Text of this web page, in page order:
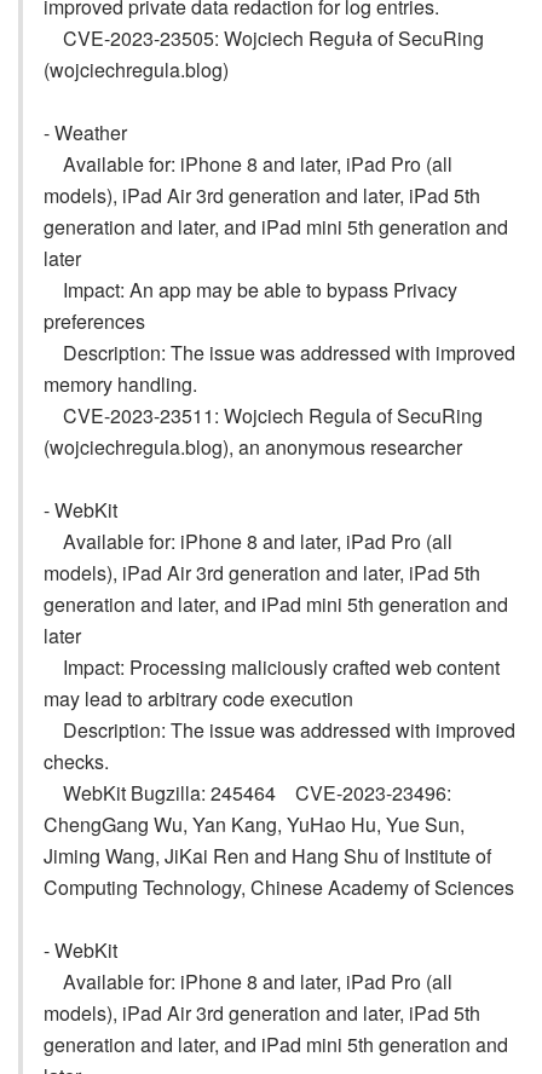
improved private data redaction for log entries.
CVE-2023-23505: Wojciech Reguła of SecuRing
(wojciechregula.blog)
- Weather
Available for: iPhone 8 and later, iPad Pro (all
models), iPad Air 3rd generation and later, iPad 5th
generation and later, and iPad mini 5th generation and
later
Impact: An app may be able to bypass Privacy
preferences
Description: The issue was addressed with improved
memory handling.
CVE-2023-23511: Wojciech Regula of SecuRing
(wojciechregula.blog), an anonymous researcher
- WebKit
Available for: iPhone 8 and later, iPad Pro (all
models), iPad Air 3rd generation and later, iPad 5th
generation and later, and iPad mini 5th generation and
later
Impact: Processing maliciously crafted web content
may lead to arbitrary code execution
Description: The issue was addressed with improved
checks.
WebKit Bugzilla: 245464 CVE-2023-23496:
ChengGang Wu, Yan Kang, YuHao Hu, Yue Sun,
Jiming Wang, JiKai Ren and Hang Shu of Institute of
Computing Technology, Chinese Academy of Sciences
- WebKit
Available for: iPhone 8 and later, iPad Pro (all
models), iPad Air 3rd generation and later, iPad 5th
generation and later, and iPad mini 5th generation and